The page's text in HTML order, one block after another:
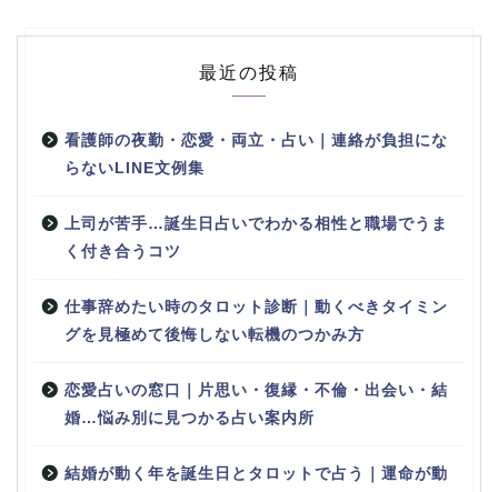
最近の投稿
看護師の夜勤・恋愛・両立・占い｜連絡が負担にな
らないLINE文例集
上司が苦手…誕生日占いでわかる相性と職場でうま
く付き合うコツ
仕事辞めたい時のタロット診断｜動くべきタイミン
グを見極めて後悔しない転機のつかみ方
恋愛占いの窓口｜片思い・復縁・不倫・出会い・結
婚…悩み別に見つかる占い案内所
結婚が動く年を誕生日とタロットで占う｜運命が動